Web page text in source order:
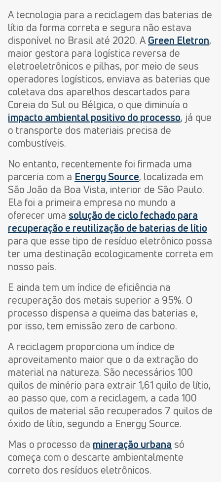
A tecnologia para a reciclagem das baterias de
lítio da forma correta e segura não estava
disponível no Brasil até 2020. A Green Eletron,
maior gestora para logística reversa de
eletroeletrônicos e pilhas, por meio de seus
operadores logísticos, enviava as baterias que
coletava dos aparelhos descartados para
Coreia do Sul ou Bélgica, o que diminuía o
impacto ambiental positivo do processo, já que
o transporte dos materiais precisa de
combustíveis.
No entanto, recentemente foi firmada uma
parceria com a Energy Source, localizada em
São João da Boa Vista, interior de São Paulo.
Ela foi a primeira empresa no mundo a
oferecer uma solução de ciclo fechado para
recuperação e reutilização de baterias de lítio
para que esse tipo de resíduo eletrônico possa
ter uma destinação ecologicamente correta em
nosso país.
E ainda tem um índice de eficiência na
recuperação dos metais superior a 95%. O
processo dispensa a queima das baterias e,
por isso, tem emissão zero de carbono.
A reciclagem proporciona um índice de
aproveitamento maior que o da extração do
material na natureza. São necessários 100
quilos de minério para extrair 1,61 quilo de lítio,
ao passo que, com a reciclagem, a cada 100
quilos de material são recuperados 7 quilos de
óxido de lítio, segundo a Energy Source.
Mas o processo da mineração urbana só
começa com o descarte ambientalmente
correto dos resíduos eletrônicos.